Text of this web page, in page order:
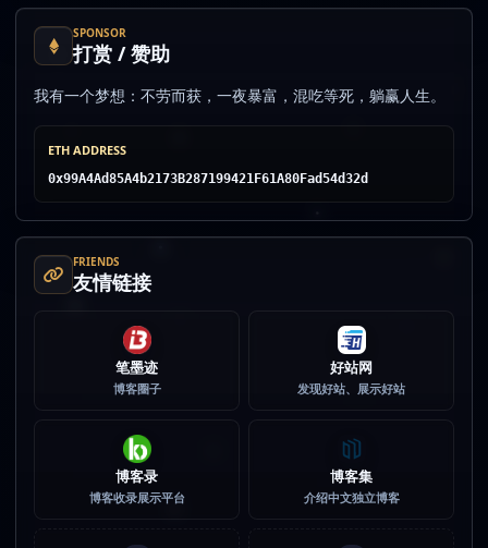
SPONSOR
打赏 / 赞助
我有一个梦想：不劳而获，一夜暴富，混吃等死，躺赢人生。
ETH ADDRESS
0x99A4Ad85A4b2173B287199421F61A80Fad54d32d
FRIENDS
友情链接
笔墨迹
博客圈子
好站网
发现好站、展示好站
博客录
博客收录展示平台
博客集
介绍中文独立博客